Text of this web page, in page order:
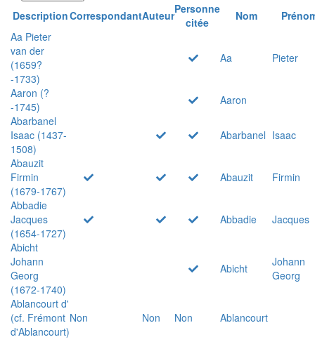
DescriptionCorrespondantAuteurPersonne
citée
Nom
Aa Pieter
van der
(1659?
-1733)
Aa Pieter
Aaron (?
-1745)
Aaron
Abarbanel
Isaac (1437-
1508)
Abarbanel Isaac
Abauzit
Firmin
(1679-1767)
Abauzit
Firmin
Abbadie
Jacques
(1654-1727)
Abbadie
Jacques
Abicht
Johann
Georg
(1672-1740)
Abicht
Johann
Georg
Ablancourt d'
(cf. Frémont
d'Ablancourt)
Non Non Non
Ablancourt